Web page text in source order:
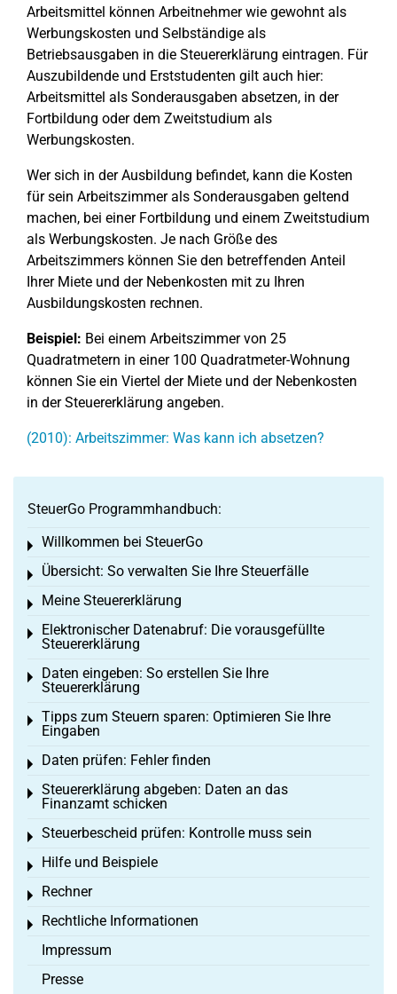
Arbeitsmittel können Arbeitnehmer wie gewohnt als
Werbungskosten und Selbständige als
Betriebsausgaben in die Steuererklärung eintragen. Für
Auszubildende und Erststudenten gilt auch hier:
Arbeitsmittel als Sonderausgaben absetzen, in der
Fortbildung oder dem Zweitstudium als
Werbungskosten.
Wer sich in der Ausbildung befindet, kann die Kosten
für sein Arbeitszimmer als Sonderausgaben geltend
machen, bei einer Fortbildung und einem Zweitstudium
als Werbungskosten. Je nach Größe des
Arbeitszimmers können Sie den betreffenden Anteil
Ihrer Miete und der Nebenkosten mit zu Ihren
Ausbildungskosten rechnen.
Beispiel: Bei einem Arbeitszimmer von 25
Quadratmetern in einer 100 Quadratmeter-Wohnung
können Sie ein Viertel der Miete und der Nebenkosten
in der Steuererklärung angeben.
(2010): Arbeitszimmer: Was kann ich absetzen?
SteuerGo Programmhandbuch:
Willkommen bei SteuerGo
Toggle menu
Übersicht: So verwalten Sie Ihre Steuerfälle
Toggle menu
Meine Steuererklärung
Toggle menu
Elektronischer Datenabruf: Die vorausgefüllte
Steuererklärung
Toggle menu
Daten eingeben: So erstellen Sie Ihre
Steuererklärung
Toggle menu
Tipps zum Steuern sparen: Optimieren Sie Ihre
Eingaben
Toggle menu
Daten prüfen: Fehler finden
Toggle menu
Steuererklärung abgeben: Daten an das
Finanzamt schicken
Toggle menu
Steuerbescheid prüfen: Kontrolle muss sein
Toggle menu
Hilfe und Beispiele
Toggle menu
Rechner
Toggle menu
Rechtliche Informationen
Toggle menu
Impressum
Presse